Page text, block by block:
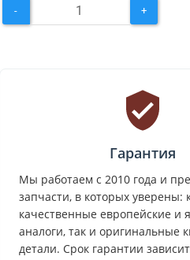
- +
Гарантия
Мы работаем с 2010 года и
запчасти, в которых уверены:
качественные европейские и
аналоги, так и оригинальные
детали. Срок гарантии